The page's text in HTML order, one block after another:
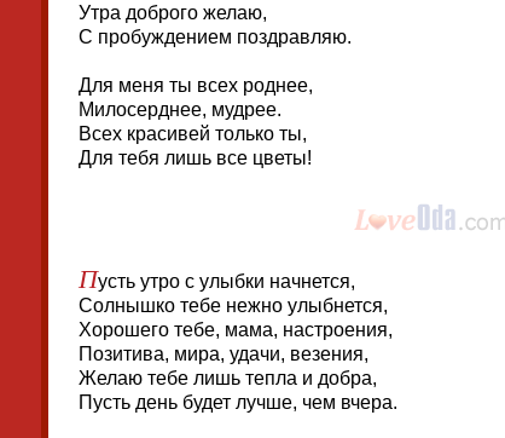
Утра доброго желаю,
С пробуждением поздравляю.
Для меня ты всех роднее,
Милосерднее, мудрее.
Всех красивей только ты,
Для тебя лишь все цветы!
Пусть утро с улыбки начнется,
Солнышко тебе нежно улыбнется,
Хорошего тебе, мама, настроения,
Позитива, мира, удачи, везения,
Желаю тебе лишь тепла и добра,
Пусть день будет лучше, чем вчера.